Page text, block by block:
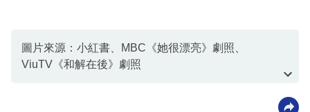
圖片來源：小紅書、MBC《她很漂亮》劇照、
ViuTV《和解在後》劇照